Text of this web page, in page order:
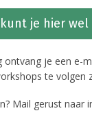
​je hier wel
ontvang je een e-
te volgen
Mail ​gerust naar